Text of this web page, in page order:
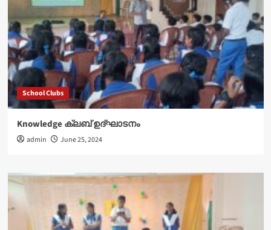
School Clubs
Knowledge ക്ലബ് ഉദ്‌ഘാടനം
admin June 25, 2024